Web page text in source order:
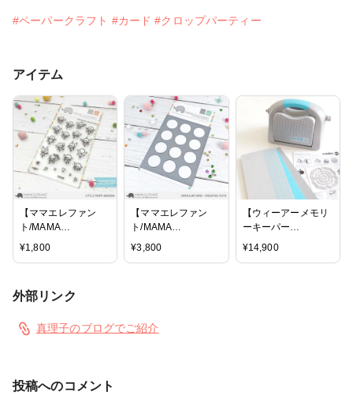
#ペーパークラフト #カード #クロップパーティー
アイテム
【ママエレファン
ト/MAMA
ELEPHANT】クリア
スタンプ - LITTLE
¥1,800
【ママエレファン
ト/MAMA
ELEPHANT】ダイ -
Circular Grid
¥3,800
【ウィーアーメモリ
ーキーパー
ス/WRMK】ダイカッ
トマシン - エボリュ
¥14,900
外部リンク
真理子のブログでご紹介
投稿へのコメント